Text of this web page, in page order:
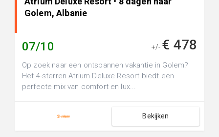
Golem, Albanie
07/10 +/- € 478
Op zoek naar een ontspannen vakantie in Golem?
Het 4-sterren Atrium Deluxe Resort biedt een
perfecte mix van comfort en lux...
Bekijken